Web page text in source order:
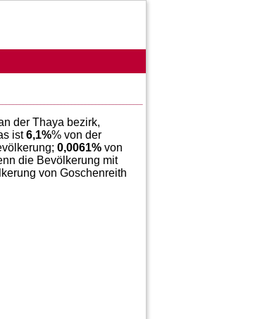
der Thaya bezirk,
ist6,1%% von der
0,0061% von
die Bevölkerung mit
von Goschenreith